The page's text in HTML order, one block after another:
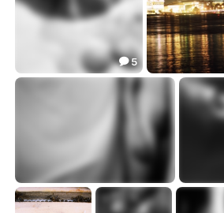
 Подписчики
 Об авторе
...
купание
 5
Развод
0.00
***
5.96
демон